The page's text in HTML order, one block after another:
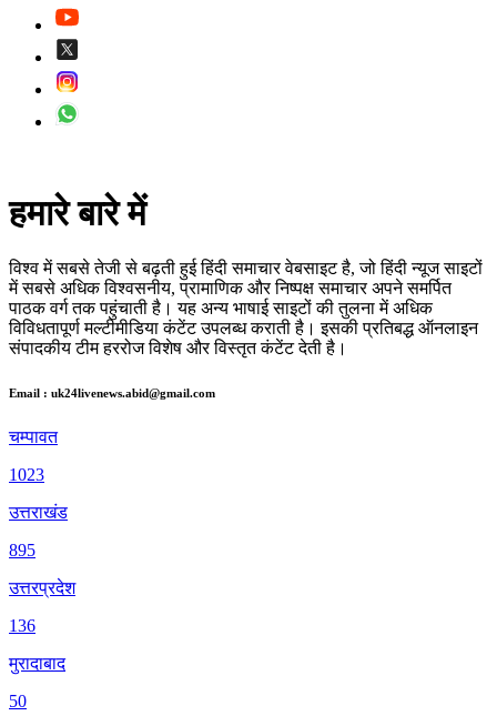
हमारे बारे में
विश्व में सबसे तेजी से बढ़ती हुई हिंदी समाचार वेबसाइट है, जो हिंदी न्यूज साइटों
में सबसे अधिक विश्वसनीय, प्रामाणिक और निष्पक्ष समाचार अपने समर्पित
पाठक वर्ग तक पहुंचाती है। यह अन्य भाषाई साइटों की तुलना में अधिक
विविधतापूर्ण मल्टीमीडिया कंटेंट उपलब्ध कराती है। इसकी प्रतिबद्ध ऑनलाइन
संपादकीय टीम हररोज विशेष और विस्तृत कंटेंट देती है।
Email : uk24livenews.abid@gmail.com
चम्पावत
1023
उत्तराखंड
895
उत्तरप्रदेश
136
मुरादाबाद
50